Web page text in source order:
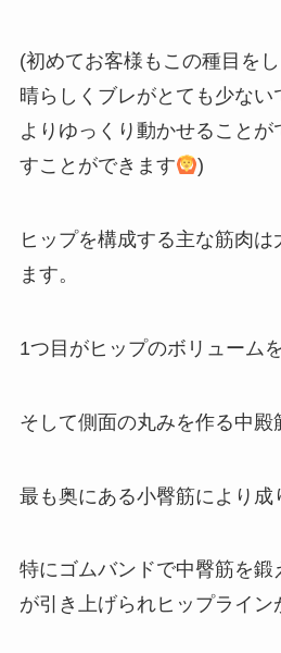
(初めてお客様もこの種目を
晴らしくブレがとても少ない
よりゆっくり動かせること
すことができます
)
ヒップを構成する主な筋肉は
ます。
1つ目がヒップのボリューム
そして側面の丸みを作る中殿
最も奥にある小臀筋により成
特にゴムバンドで中臀筋を鍛
が引き上げられヒップライン